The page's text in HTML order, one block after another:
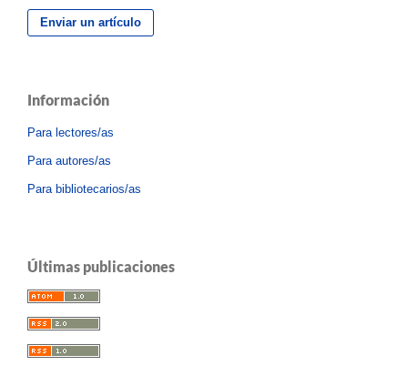
Enviar un artículo
Información
Para lectores/as
Para autores/as
Para bibliotecarios/as
Últimas publicaciones